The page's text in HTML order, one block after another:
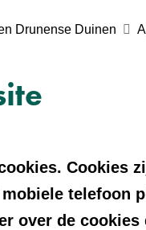
Drunense Duinen
Cookies
telefoon
over de